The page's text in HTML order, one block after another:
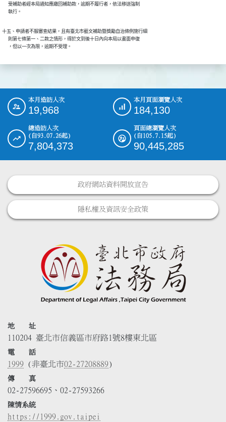
      受補助者經本局通知應繳回補助款，逾期不履行者，依法移送強制
      執行。
十五、申請者不服審查結果，且有臺北市藝文補助暨獎勵自治條例施行細
      則第七條第一、二款之情形，得於文到後十日內向本局以書面申復
      ，但以一次為限，逾期不受理。
::: 本月造訪人次
19,968
本月頁面瀏覽人次
184,130
總造訪人次
(自93.07.26起)
7,804,373
頁面總瀏覽人次
(自105.7.15起)
90,445,285
政府網站資料開放宣告
隱私權及資訊安全政策
地 址
110204 臺北市信義區市府路1號8樓東北區
電 話
1999 (非臺北市02-27208889)
傳 真
02-27596695、02-27593266
陳情系統
https://1999.gov.taipei